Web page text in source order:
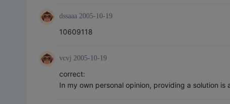
dssaaa 2005-10-19
10609118
vcvj 2005-10-19
correct:
In my own personal opinion, providing a solution